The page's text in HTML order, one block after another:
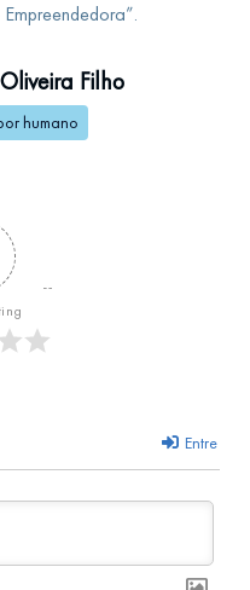
Filho
humano
Entre